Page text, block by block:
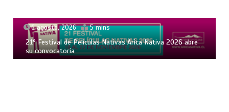
6 agosto, 2026 5 mins
21° Festival de Películas Nativas Arica Nativa 2026 abre
su convocatoria